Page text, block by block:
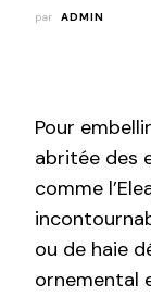
par ADMIN
Pour
abritée des
comme
ou de haie
ornemental